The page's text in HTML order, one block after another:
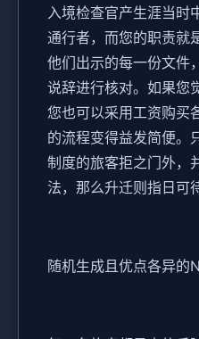
入境检查官产生涯当时
通行者，而您的职责就
他们出示的每一份文件
说辞进行核对。如果您
您也可以采用工资购买
的流程变得益发简便。
制度的旅客拒之门外，
法，那么升迁则指日可
随机生成且优点各异的